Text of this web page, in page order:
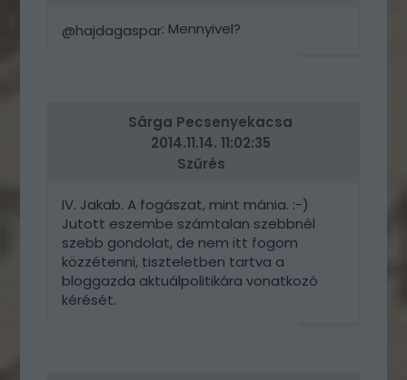
@hajdagaspar: Mennyivel?
Sárga Pecsenyekacsa
2014.11.14. 11:02:35
Szűrés
IV. Jakab. A fogászat, mint mánia. :-)
Jutott eszembe számtalan szebbnél
szebb gondolat, de nem itt fogom
közzétenni, tiszteletben tartva a
bloggazda aktuálpolitikára vonatkozó
kérését.